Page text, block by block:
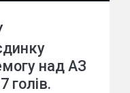
над АЗ
голів.